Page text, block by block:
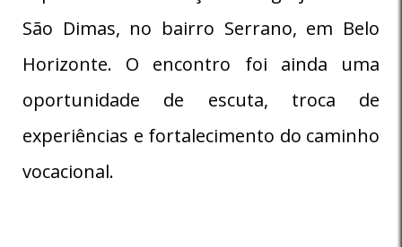
São Dimas, no bairro Serrano, em Belo
Horizonte. O encontro foi ainda uma
oportunidade de escuta, troca de
experiências e fortalecimento do caminho
vocacional.